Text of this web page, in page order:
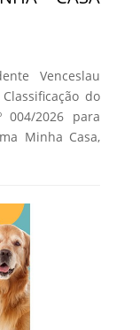
Venceslau
do
004/2026 para
Minha Casa,